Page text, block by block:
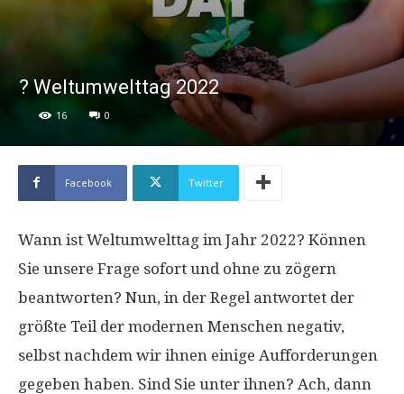
? Weltumwelttag 2022
16 0
Facebook Twitter
Wann ist Weltumwelttag im Jahr 2022? Können
Sie unsere Frage sofort und ohne zu zögern
beantworten? Nun, in der Regel antwortet der
größte Teil der modernen Menschen negativ,
selbst nachdem wir ihnen einige Aufforderungen
gegeben haben. Sind Sie unter ihnen? Ach, dann